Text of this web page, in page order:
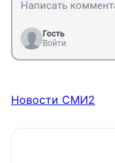
Гость
Войти
Новости СМИ2